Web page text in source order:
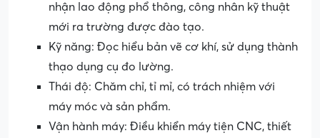
nhận lao động phổ thông, công nhân kỹ thuật
mới ra trường được đào tạo.
Kỹ năng: Đọc hiểu bản vẽ cơ khí, sử dụng thành
thạo dụng cụ đo lường.
Thái độ: Chăm chỉ, tỉ mỉ, có trách nhiệm với
máy móc và sản phẩm.
Vận hành máy: Điều khiển máy tiện CNC, thiết